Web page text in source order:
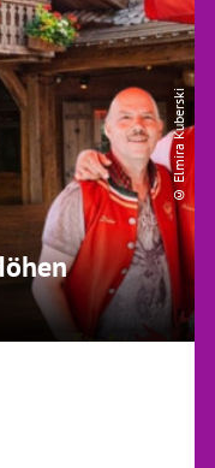
© Elmira Kuberski